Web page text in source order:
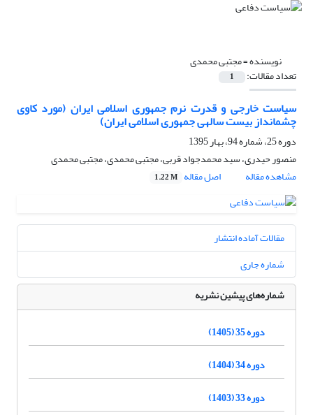
نویسنده =مجتبی محمدی
تعداد مقالات: 1
سیاست خارجی و قدرت نرم جمهوری اسلامی ایران (مورد کاوی
چشم‎انداز بیست ساله‎ی جمهوری اسلامی ایران)
دوره 25، شماره 94، بهار 1395
منصور حیدری، سید محمدجواد قربی، مجتبی محمدی، مجتبی محمدی
مشاهده مقاله
اصل مقاله 1.22 M
مقالات آماده انتشار
شماره جاری
شماره‌های پیشین نشریه
دوره 35 (1405)
دوره 34 (1404)
دوره 33 (1403)